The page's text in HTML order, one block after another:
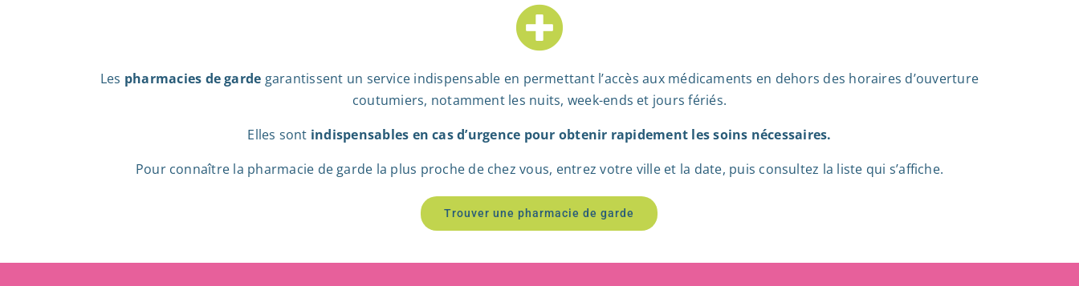
Les pharmacies de garde garantissent un service indispensable en permettant l’accès aux médicaments en dehors des horaires d’ouverture
coutumiers, notamment les nuits, week-ends et jours fériés.
Elles sont indispensables en cas d’urgence pour obtenir rapidement les soins nécessaires.
Pour connaître la pharmacie de garde la plus proche de chez vous, entrez votre ville et la date, puis consultez la liste qui s’affiche.
Trouver une pharmacie de garde